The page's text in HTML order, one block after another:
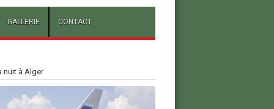
GALLERIE CONTACT
nuit à Alger